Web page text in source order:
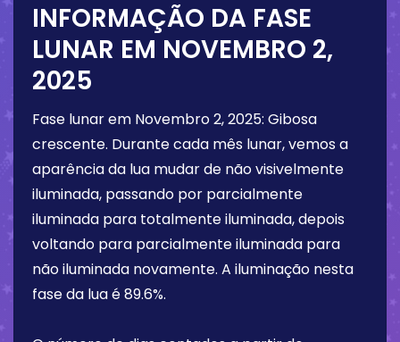
INFORMAÇÃO DA FASE
LUNAR EM NOVEMBRO 2,
2025
Fase lunar em Novembro 2, 2025: Gibosa
crescente. Durante cada mês lunar, vemos a
aparência da lua mudar de não visivelmente
iluminada, passando por parcialmente
iluminada para totalmente iluminada, depois
voltando para parcialmente iluminada para
não iluminada novamente. A iluminação nesta
fase da lua é89.6%.